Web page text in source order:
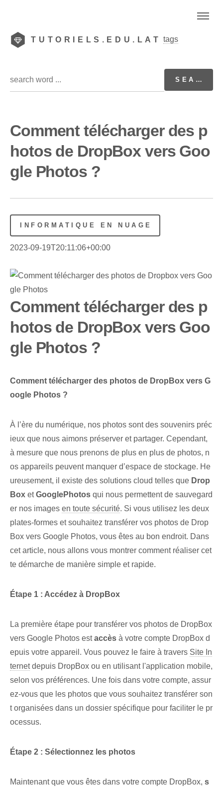
TUTORIELS.EDU.LAT tags
Comment télécharger des p
hotos de DropBox vers Goo
gle Photos ?
INFORMATIQUE EN NUAGE
2023-09-19T20:11:06+00:00
Comment télécharger des p
hotos de DropBox vers Goo
gle Photos ?
Comment télécharger des photos de DropBox vers G
oogle Photos ?
À l’ère du numérique, nos photos sont des souvenirs préc
ieux que nous aimons préserver et partager. Cependant,
à mesure que nous prenons de plus en plus de photos, n
os appareils peuvent manquer d’espace de stockage. He
ureusement, il existe des solutions cloud telles que Drop
Box etGoogle⁤Photos qui nous permettent de sauvegard
er nos images en toute sécurité. Si vous utilisez les deux
plates-formes et souhaitez transférer vos photos de Drop
Box vers Google Photos, vous êtes au bon endroit. Dans
cet article, nous allons vous montrer comment réaliser cet
te démarche de manière simple et rapide.
Étape 1 : Accédez à ‌DropBox
La première étape pour transférer vos photos de DropBox
vers Google Photos estaccès à votre compte DropBox‌ d
epuis votre appareil. Vous pouvez le faire à travers Site In
ternetdepuis ‌DropBox ou en utilisant l'application mobile,
selon vos préférences. Une fois dans votre compte, assur
ez-vous que les photos que vous souhaitez transférer son
t organisées dans un dossier spécifique pour faciliter le pr
ocessus.
Étape 2 : Sélectionnez⁤ les photos
Maintenant que vous êtes dans votre compte DropBox, s